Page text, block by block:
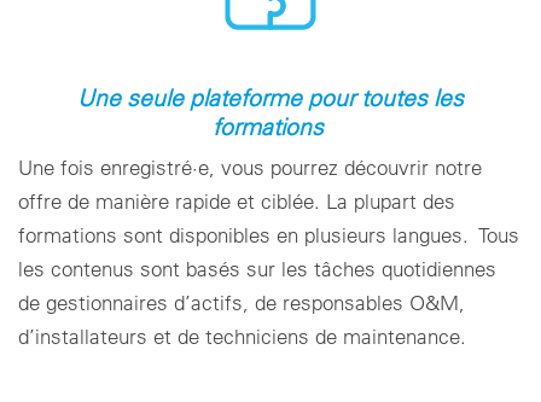
Une seule plateforme pour toutes les
formations
Une fois enregistré·e, vous pourrez découvrir notre
offre de manière rapide et ciblée. La plupart des
formations sont disponibles en plusieurs langues. Tous
les contenus sont basés sur les tâches quotidiennes
de gestionnaires d’actifs, de responsables O&M,
d’installateurs et de techniciens de maintenance.